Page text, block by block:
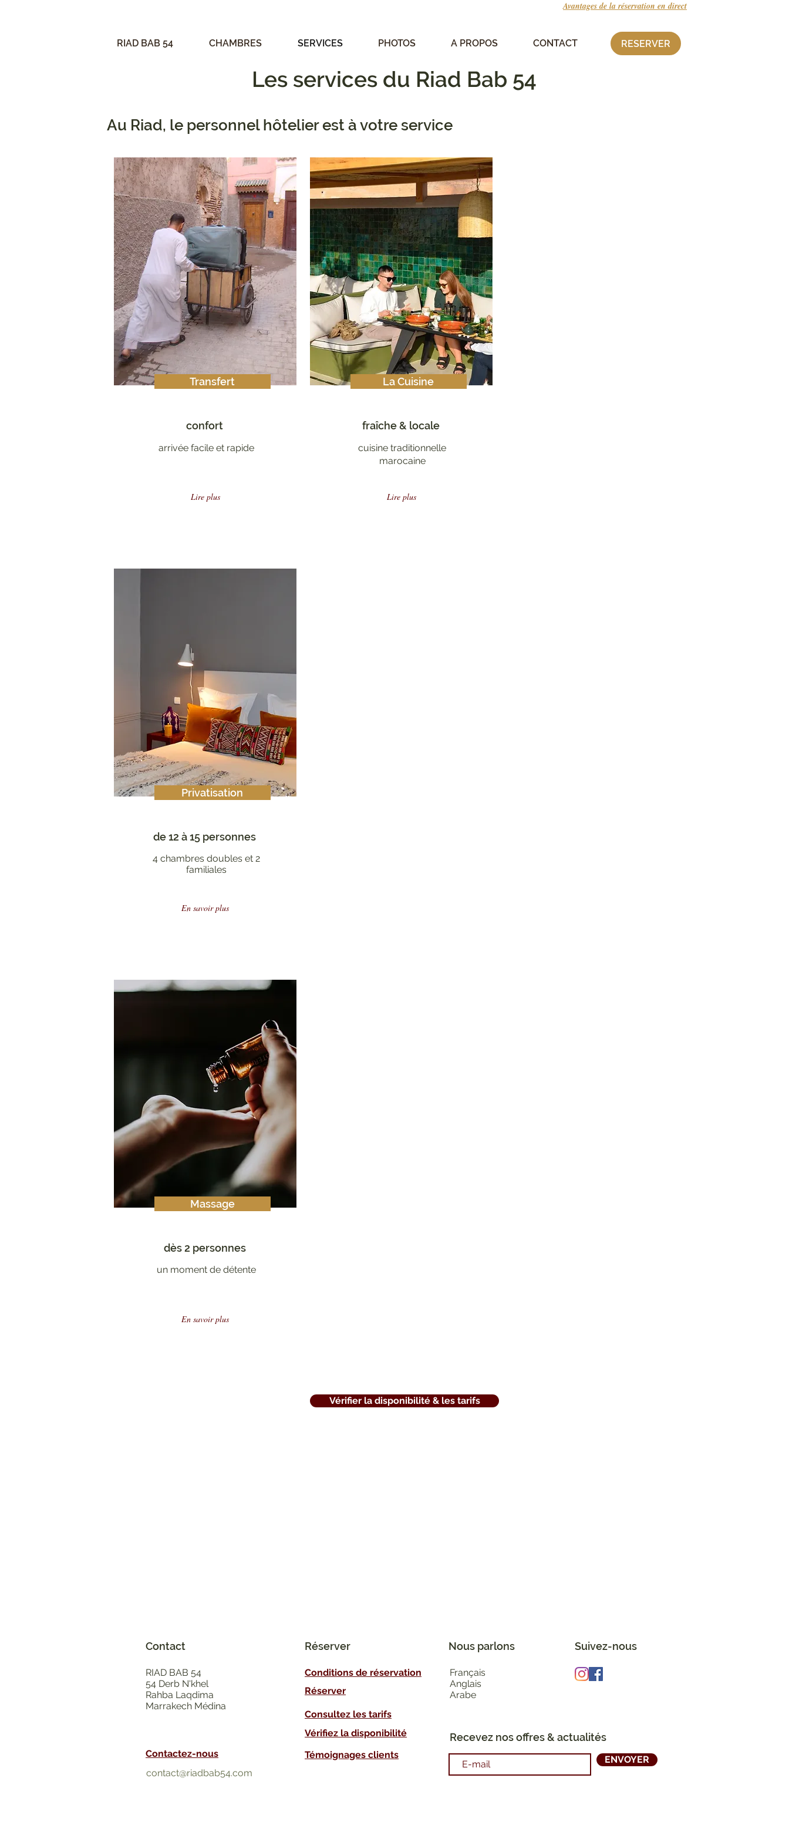
Avantages de la réservation en direct
RIAD BAB 54 CHAMBRES SERVICES PHOTOS A PROPOS CONTACT RESERVER
Les services du Riad Bab 54
Au Riad, le personnel hôtelier est à votre service
Transfert
confort
arrivée facile et rapide
Lire plus
Privatisation
de 12 à 15 personnes
4 chambres doubles et 2
familiales
En savoir plus
La Cuisine
fraîche & locale
cuisine traditionnelle
marocaine
Lire plus
Massage
dès 2 personnes
un moment de détente
En savoir plus
Vérifier la disponibilité & les tarifs
Contact
RIAD BAB 54
54 Derb N'khel
Rahba Laqdima
Marrakech Médina
Contactez-nous
contact@riadbab54.com
Réserver
Conditions de réservation
Réserver
Nous parlons
Français
Anglais
Arabe
Suivez-nous
Consultez les tarifs
Vérifiez la disponibilité
Témoignages clients
Recevez nos offres & actualités
ENVOYER